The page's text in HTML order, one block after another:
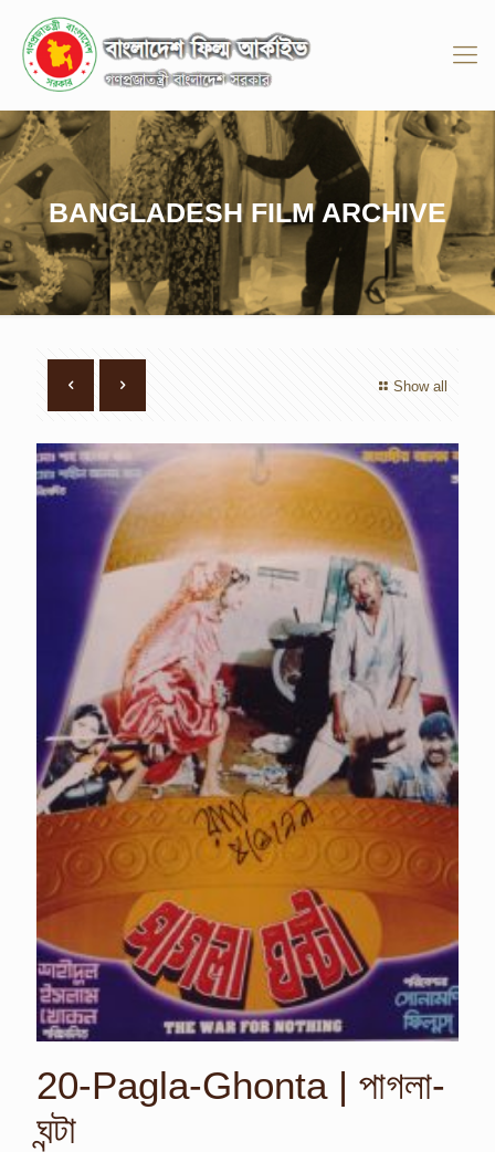
BANGLADESH FILM ARCHIVE
Show all
20-Pagla-Ghonta | পাগলা-
ঘন্টা